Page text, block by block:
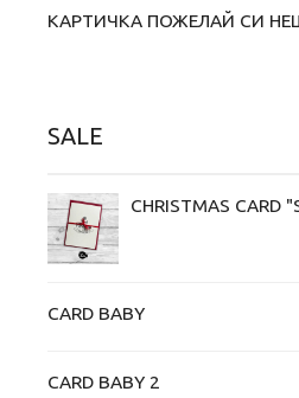
КАРТИЧКА ПОЖЕЛАЙ СИ
SALE
CHRISTMAS CARD
CARD BABY
CARD BABY 2